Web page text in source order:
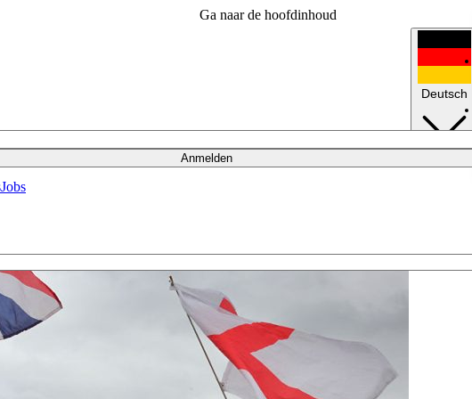
Ga naar de hoofdinhoud
Anmelden
Jobs
Deutsch